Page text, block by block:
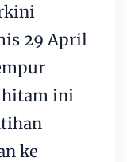
29 April
hitam ini
ke